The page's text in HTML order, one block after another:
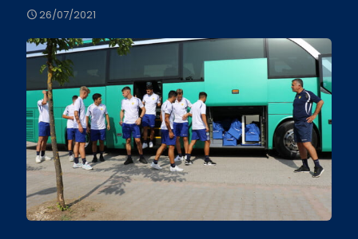
26/07/2021